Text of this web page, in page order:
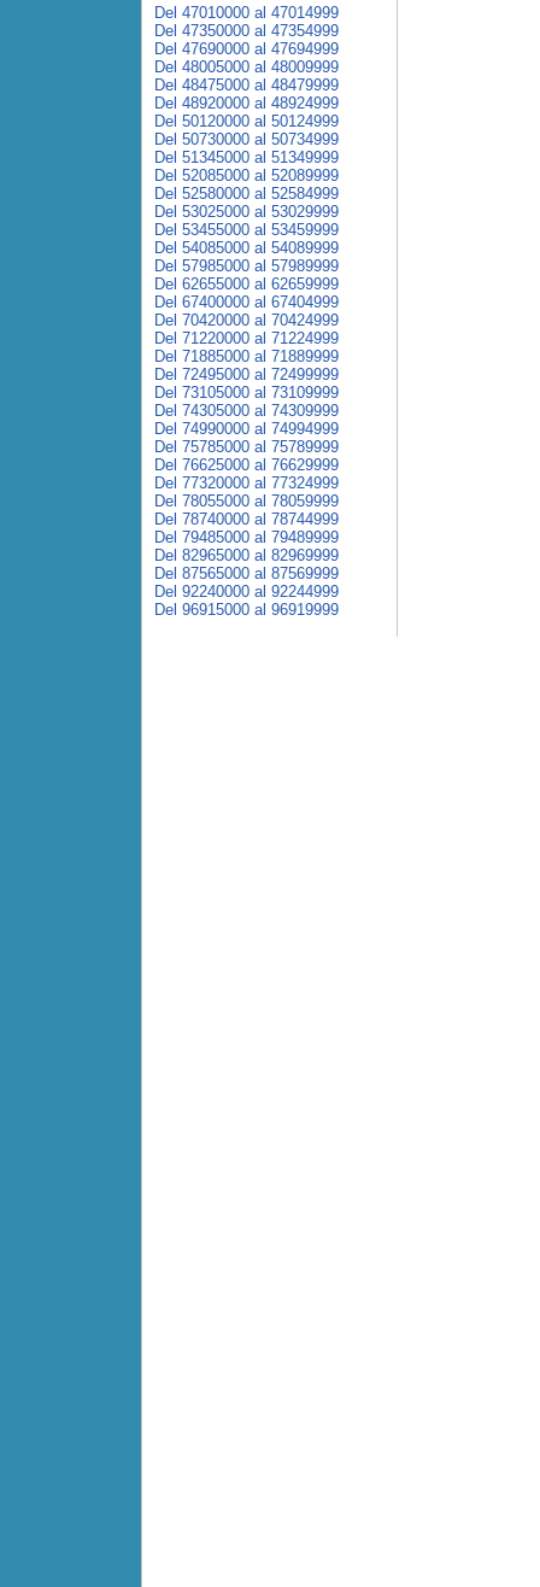
Del 47010000 al 47014999
Del 47350000 al 47354999
Del 47690000 al 47694999
Del 48005000 al 48009999
Del 48475000 al 48479999
Del 48920000 al 48924999
Del 50120000 al 50124999
Del 50730000 al 50734999
Del 51345000 al 51349999
Del 52085000 al 52089999
Del 52580000 al 52584999
Del 53025000 al 53029999
Del 53455000 al 53459999
Del 54085000 al 54089999
Del 57985000 al 57989999
Del 62655000 al 62659999
Del 67400000 al 67404999
Del 70420000 al 70424999
Del 71220000 al 71224999
Del 71885000 al 71889999
Del 72495000 al 72499999
Del 73105000 al 73109999
Del 74305000 al 74309999
Del 74990000 al 74994999
Del 75785000 al 75789999
Del 76625000 al 76629999
Del 77320000 al 77324999
Del 78055000 al 78059999
Del 78740000 al 78744999
Del 79485000 al 79489999
Del 82965000 al 82969999
Del 87565000 al 87569999
Del 92240000 al 92244999
Del 96915000 al 96919999